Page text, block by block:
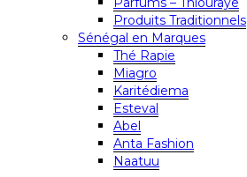
Produits Traditionnels
Sénégal en Marques
Thé Rapie
Miagro
Karitédiema
Esteval
Abel
Anta Fashion
Naatuu